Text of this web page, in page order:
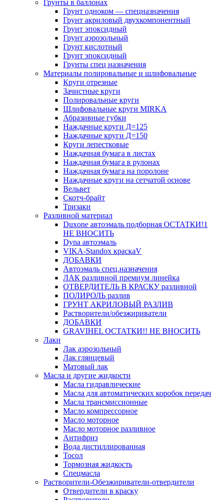
Грунты в баллонах
Грунт одноком — спецназначения
Грунт акриловый двухкомпонентный
Грунт эпоксидный
Грунт аэрозольный
Грунт кислотный
Грунт эпоксидный
Грунты спец назначения
Материалы полировальные и шлифовальные
Круги отрезные
Зачистные круги
Полировальные круги
Шлифовальные круги MIRKA
Абразивные губки
Наждачные круги Д=125
Наждачные круги Д=150
Круги лепестковые
Наждачная бумага в листах
Наждачная бумага в рулонах
Наждачная бумага на поролоне
Наждачные круги на сетчатой основе
Вельвет
Скотч-брайт
Тризаки
Разливной материал
Duxone автоэмаль подборная ОСТАТКИ!1
НЕ ВНОСИТЬ
Dyna автоэмаль
VIKA-Standox краскаV
ДОБАВКИ
Автоэмаль спец.назначения
ЛАК разливной премиум линейка
ОТВЕРДИТЕЛЬ В КРАСКУ разливной
ПОЛИРОЛЬ разлив
ГРУНТ АКРИЛОВЫЙ РАЗЛИВ
Растворители/обезжириватели
ДОБАВКИ
GRAVIHEL ОСТАТКИ!! НЕ ВНОСИТЬ
Лаки
Лак аэрозольный
Лак глянцевый
Матовый лак
Масла и другие жидкости
Масла гидравлические
Масла для автоматических коробок передач
Масла трансмиссионные
Масло компрессорное
Масло моторное
Масло моторное разливное
Антифриз
Вода дистиллированная
Тосол
Тормозная жидкость
Спецмасла
Растворители-Обезжириватели-отвердители
Отвердители в краску